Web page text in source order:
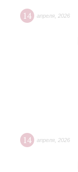
14 апреля 2026
14 апреля 2026